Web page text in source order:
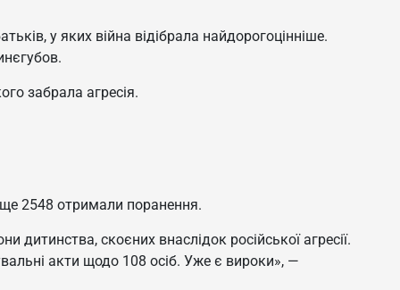
у яких війна відібрала найдорогоцінніше.
забрала агресія.
ще 2548 отримали поранення.
дитинства, скоєних внаслідок російської агресії.
акти щодо 108 осіб. Уже є вироки», —